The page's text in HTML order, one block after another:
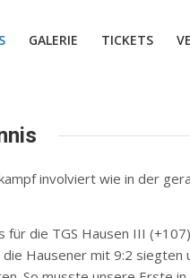
GALERIE TICKETS
involviert wie in der
die TGS Hausen III
Hausener mit 9:2 siegten